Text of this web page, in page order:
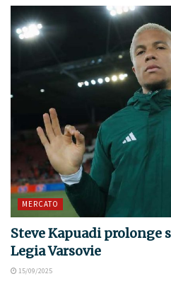
MERCATO
Steve Kapuadi prolonge
Legia Varsovie
15/09/2025